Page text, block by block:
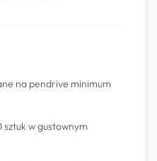
na pendrive minimum
w gustownym